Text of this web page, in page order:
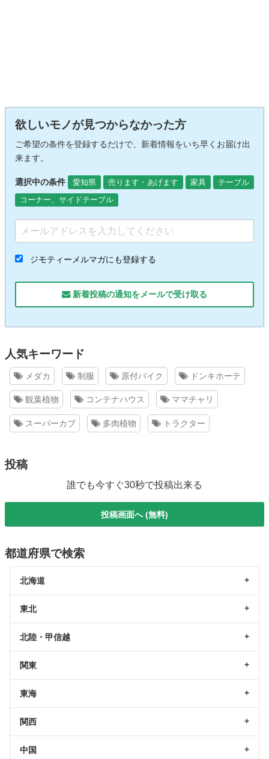
欲しいモノが見つからなかった方
ご希望の条件を登録するだけで、新着情報をいち早くお届け出
来ます。
選択中の条件 愛知県 売ります・あげます 家具
テーブル
コーナー、サイドテーブル
ジモティーメルマガにも登録する
新着投稿の通知をメールで受け取る
人気キーワード
メダカ 制服 原付バイク ドンキホーテ
観葉植物 コンテナハウス ママチャリ
スーパーカブ 多肉植物 トラクター
投稿
誰でも今すぐ30秒で投稿出来る
投稿画面へ (無料)
都道府県で検索
北海道
東北
北陸・甲信越
関東
東海
関西
中国